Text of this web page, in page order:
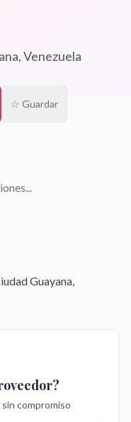
, Venezuela
☆ Guardar
Guayana,
compromiso